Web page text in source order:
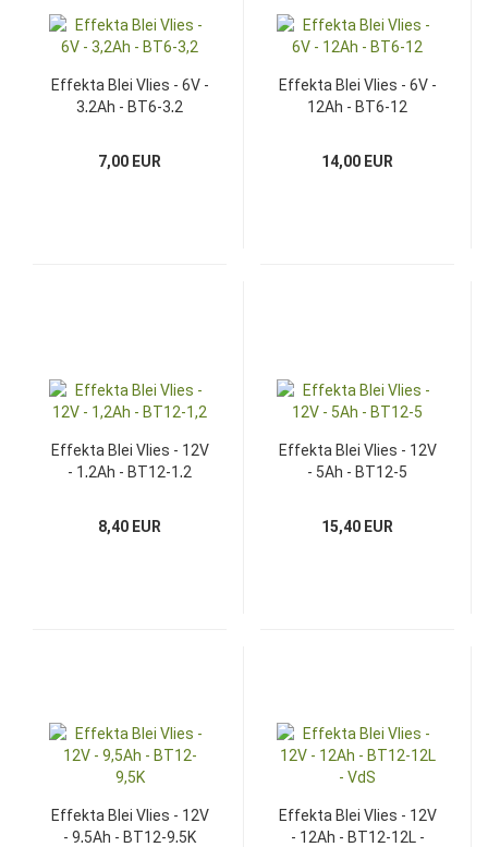
Effekta Blei Vlies - 6V -
3,2Ah - BT6-3,2
7,00 EUR
Effekta Blei Vlies - 6V -
12Ah - BT6-12
14,00 EUR
Effekta Blei Vlies - 12V
- 1,2Ah - BT12-1,2
8,40 EUR
Effekta Blei Vlies - 12V
- 5Ah - BT12-5
15,40 EUR
Effekta Blei Vlies - 12V
- 9,5Ah - BT12-9,5K
Effekta Blei Vlies - 12V
- 12Ah - BT12-12L -